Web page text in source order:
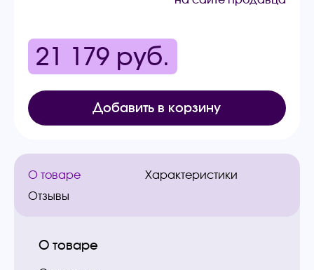
21 179 руб.
Добавить в корзину
О товаре
Характеристики
Отзывы
О товаре